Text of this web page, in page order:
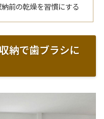
前の乾燥を習慣にする
納で歯ブラシに